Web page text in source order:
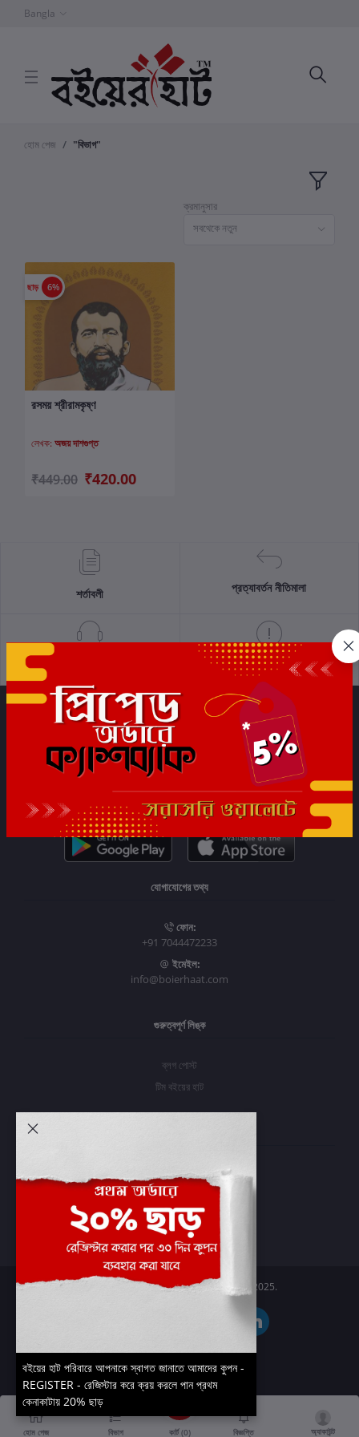
Bangla
হোম পেজ "বিভাগ"
ক্রমানুসার
সবথেকে নতুন
ছাড় 6%
কার্টে যোগ করুন
রসময় শ্রীরামকৃষ্ণ
লেখক: অজয় দাশগুপ্ত
₹449.00 ₹420.00
শর্তাবলী প্রত্যাবর্তন নীতিমালা
গোপনীয়তা নীতি
সাবস্ক্রাইব
যোগাযোগের তথ্য
ফোন:
+91 7044472233
ইমেইল:
info@boierhaat.com
গুরুত্বপূর্ণ লিঙ্ক
ব্লগ পোস্ট
টিম বইয়ের হাট
প্রবেশ করুন
অর্ডার ইতিহাস
আমার ইচ্ছাগুলি
অর্ডার ট্র্যাকিং
Boier Haat™ | © All rights reserved 2025.
হোম পেজ বিভাগ কার্ট (0) বিজ্ঞপ্তি অ্যাকাউন্ট
বইয়ের হাট পরিবারে আপনাকে স্বাগত জানাতে আমাদের কুপন -
REGISTER - রেজিস্টার করে ক্রয় করলে পান প্রথম
কেনাকাটায় 20% ছাড়